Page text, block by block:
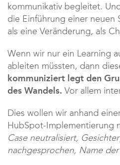
kommunikativ begleitet.
die Einführung einer neuen
als eine Veränderung, als
Wenn wir nur ein Learning
ableiten müssten, dann
kommuniziert legt den
des Wandels. Vor allem
Dies wollen wir anhand
HubSpot-Implementierung
Case neutralisiert,
nachgesprochen, Name